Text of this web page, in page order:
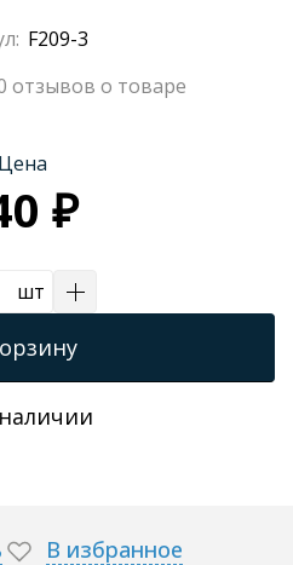
F209-3
отзывов о товаре
Цена
₽
шт
В избранное